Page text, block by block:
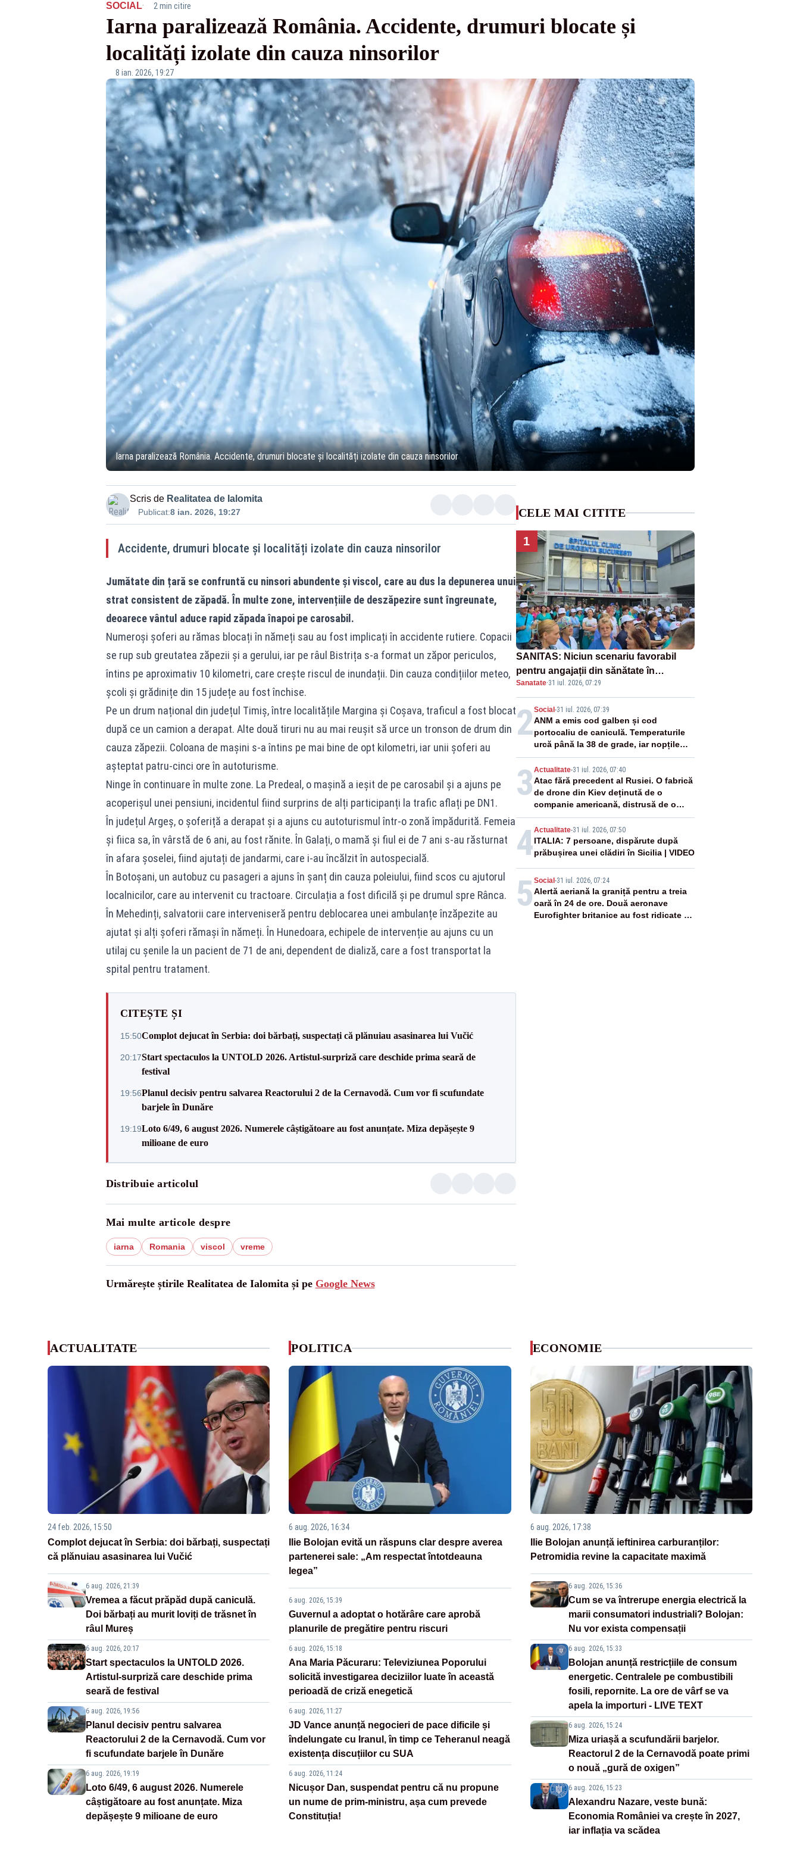
SOCIAL· 2 min citire
Iarna paralizează România. Accidente, drumuri blocate și
localități izolate din cauza ninsorilor
8 ian. 2026, 19:27
Iarna paralizează România. Accidente, drumuri blocate și localități izolate din cauza ninsorilor
Scris de Realitatea de Ialomita
Publicat:8 ian. 2026, 19:27
Accidente, drumuri blocate și localități izolate din cauza ninsorilor
Jumătate din țară se confruntă cu ninsori abundente și viscol, care au dus la depunerea unui
strat consistent de zăpadă. În multe zone, intervențiile de deszăpezire sunt îngreunate,
deoarece vântul aduce rapid zăpada înapoi pe carosabil.
Numeroși șoferi au rămas blocați în nămeți sau au fost implicați în accidente rutiere. Copacii
se rup sub greutatea zăpezii și a gerului, iar pe râul Bistrița s-a format un zăpor periculos,
întins pe aproximativ 10 kilometri, care crește riscul de inundații. Din cauza condițiilor meteo,
școli și grădinițe din 15 județe au fost închise.
Pe un drum național din județul Timiș, între localitățile Margina și Coșava, traficul a fost blocat
după ce un camion a derapat. Alte două tiruri nu au mai reușit să urce un tronson de drum din
cauza zăpezii. Coloana de mașini s-a întins pe mai bine de opt kilometri, iar unii șoferi au
așteptat patru-cinci ore în autoturisme.
Ninge în continuare în multe zone. La Predeal, o mașină a ieșit de pe carosabil și a ajuns pe
acoperișul unei pensiuni, incidentul fiind surprins de alți participanți la trafic aflați pe DN1.
În județul Argeș, o șoferiță a derapat și a ajuns cu autoturismul într-o zonă împădurită. Femeia
și fiica sa, în vârstă de 6 ani, au fost rănite. În Galați, o mamă și fiul ei de 7 ani s-au răsturnat
în afara șoselei, fiind ajutați de jandarmi, care i-au încălzit în autospecială.
În Botoșani, un autobuz cu pasageri a ajuns în șanț din cauza poleiului, fiind scos cu ajutorul
localnicilor, care au intervenit cu tractoare. Circulația a fost dificilă și pe drumul spre Rânca.
În Mehedinți, salvatorii care interveniseră pentru deblocarea unei ambulanțe înzăpezite au
ajutat și alți șoferi rămași în nămeți. În Hunedoara, echipele de intervenție au ajuns cu un
utilaj cu șenile la un pacient de 71 de ani, dependent de dializă, care a fost transportat la
spital pentru tratament.
CITEȘTE ȘI
15:50Complot dejucat în Serbia: doi bărbați, suspectați că plănuiau asasinarea lui Vučić
20:17Start spectaculos la UNTOLD 2026. Artistul-surpriză care deschide prima seară de
festival
19:56Planul decisiv pentru salvarea Reactorului 2 de la Cernavodă. Cum vor fi scufundate
barjele în Dunăre
19:19Loto 6/49, 6 august 2026. Numerele câștigătoare au fost anunțate. Miza depășește 9
milioane de euro
Distribuie articolul
Mai multe articole despre
iarna Romania viscol vreme
Urmărește știrile Realitatea de Ialomita și pe Google News
CELE MAI CITITE
1
SANITAS: Niciun scenariu favorabil
pentru angajații din sănătate în
proiectul Legii salarizării
Sanatate·31 iul. 2026, 07:29
2Social -31 iul. 2026, 07:39
ANM a emis cod galben și cod
portocaliu de caniculă. Temperaturile
urcă până la 38 de grade, iar nopțile
devin tropicale
3 Actualitate-31 iul. 2026, 07:40
Atac fără precedent al Rusiei. O fabrică
de drone din Kiev deținută de o
companie americană, distrusă de o
rachetă rusească
4Actualitate-31 iul. 2026, 07:50
ITALIA: 7 persoane, dispărute după
prăbușirea unei clădiri în Sicilia | VIDEO
5 Social -31 iul. 2026, 07:24
Alertă aeriană la graniță pentru a treia
oară în 24 de ore. Două aeronave
Eurofighter britanice au fost ridicate de
ACTUALITATE
24 feb. 2026, 15:50
Complot dejucat în Serbia: doi bărbați, suspectați
că plănuiau asasinarea lui Vučić
6 aug. 2026, 21:39
Vremea a făcut prăpăd după caniculă.
Doi bărbați au murit loviți de trăsnet în
râul Mureș
6 aug. 2026, 20:17
Start spectaculos la UNTOLD 2026.
Artistul-surpriză care deschide prima
seară de festival
6 aug. 2026, 19:56
Planul decisiv pentru salvarea
Reactorului 2 de la Cernavodă. Cum vor
fi scufundate barjele în Dunăre
6 aug. 2026, 19:19
Loto 6/49, 6 august 2026. Numerele
câștigătoare au fost anunțate. Miza
depășește 9 milioane de euro
POLITICA
6 aug. 2026, 16:34
Ilie Bolojan evită un răspuns clar despre averea
partenerei sale: „Am respectat întotdeauna
legea”
6 aug. 2026, 15:39
Guvernul a adoptat o hotărâre care aprobă
planurile de pregătire pentru riscuri
6 aug. 2026, 15:18
Ana Maria Păcuraru: Televiziunea Poporului
solicită investigarea deciziilor luate în această
perioadă de criză enegetică
6 aug. 2026, 11:27
JD Vance anunță negocieri de pace dificile și
îndelungate cu Iranul, în timp ce Teheranul neagă
existența discuțiilor cu SUA
6 aug. 2026, 11:24
Nicușor Dan, suspendat pentru că nu propune
un nume de prim-ministru, așa cum prevede
Constituția!
ECONOMIE
6 aug. 2026, 17:38
Ilie Bolojan anunță ieftinirea carburanților:
Petromidia revine la capacitate maximă
6 aug. 2026, 15:36
Cum se va întrerupe energia electrică la
marii consumatori industriali? Bolojan:
Nu vor exista compensații
6 aug. 2026, 15:33
Bolojan anunță restricțiile de consum
energetic. Centralele pe combustibili
fosili, repornite. La ore de vârf se va
apela la importuri - LIVE TEXT
6 aug. 2026, 15:24
Miza uriașă a scufundării barjelor.
Reactorul 2 de la Cernavodă poate primi
o nouă „gură de oxigen”
6 aug. 2026, 15:23
Alexandru Nazare, veste bună:
Economia României va crește în 2027,
iar inflația va scădea